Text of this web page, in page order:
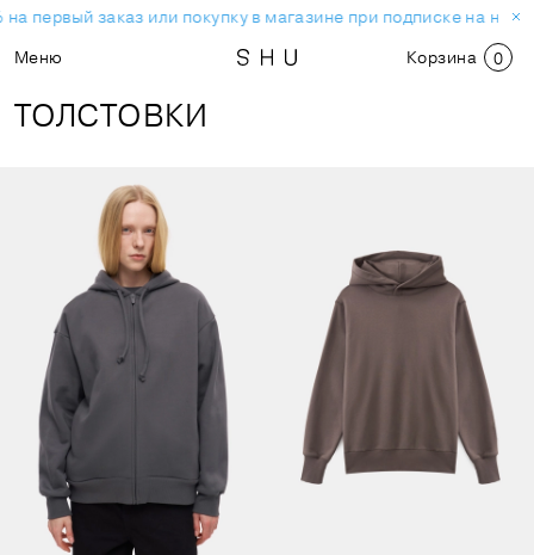
первый заказ или покупку в магазине при подписке на
Меню
Корзина 0
ТОЛСТОВКИ